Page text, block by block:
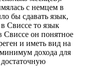
с немцем в
бы сдавать язык,
Свиссе то язык
Свиссе он понятное
и иметь вид на
дохода для